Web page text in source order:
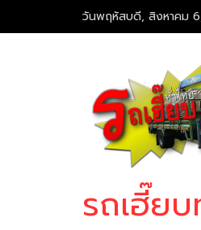
to
วันพฤหัสบดี, สิงหาคม
รถเฮี๊ย